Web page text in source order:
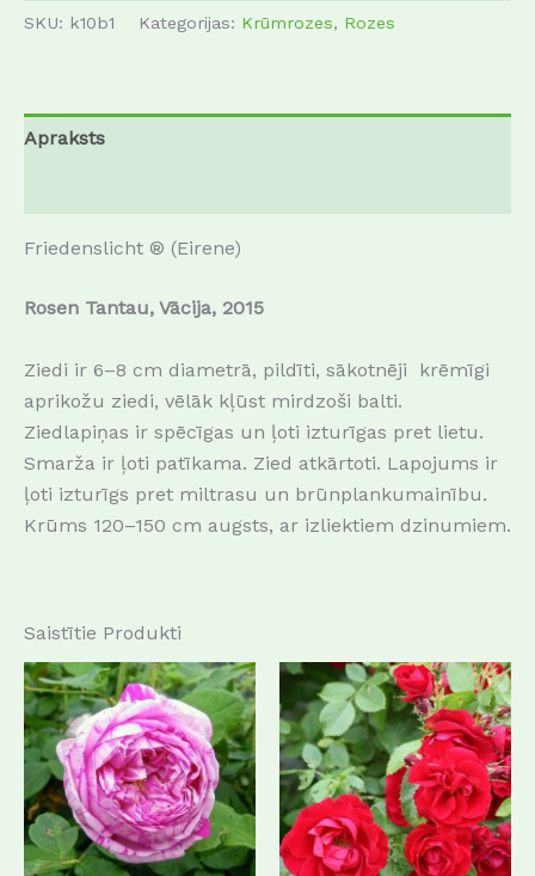
SKU: k10b1 Kategorijas: Krūmrozes, Rozes
Apraksts
Friedenslicht ® (Eirene)
Rosen Tantau, Vācija, 2015
Ziedi ir 6–8 cm diametrā, pildīti, sākotnēji krēmīgi
aprikožu ziedi, vēlāk kļūst mirdzoši balti.
Ziedlapiņas ir spēcīgas un ļoti izturīgas pret lietu.
Smarža ir ļoti patīkama. Zied atkārtoti. Lapojums ir
ļoti izturīgs pret miltrasu un brūnplankumainību.
Krūms 120–150 cm augsts, ar izliektiem dzinumiem.
Saistītie Produkti
This
product
has
multiple
variants.
The
options
This
has
The
options